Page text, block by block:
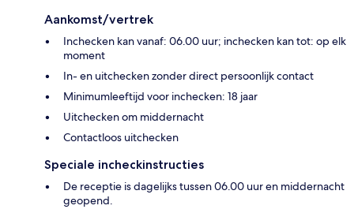
Aankomst/vertrek
Inchecken kan vanaf: 06.00 uur; inchecken kan tot: op elk
moment
In- en uitchecken zonder direct persoonlijk contact
Minimumleeftijd voor inchecken: 18 jaar
Uitchecken om middernacht
Contactloos uitchecken
Speciale incheckinstructies
De receptie is dagelijks tussen 06.00 uur en middernacht
geopend.